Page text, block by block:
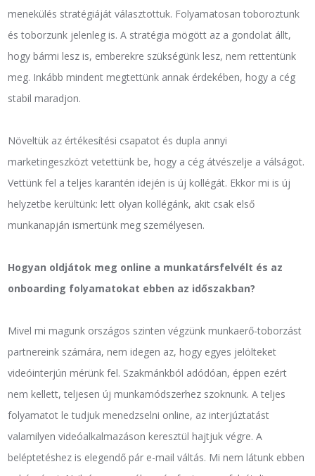
menekülés stratégiáját választottuk. Folyamatosan toboroztunk
és toborzunk jelenleg is. A stratégia mögött az a gondolat állt,
hogy bármi lesz is, emberekre szükségünk lesz, nem rettentünk
meg. Inkább mindent megtettünk annak érdekében, hogy a cég
stabil maradjon.
Növeltük az értékesítési csapatot és dupla annyi
marketingeszközt vetettünk be, hogy a cég átvészelje a válságot.
Vettünk fel a teljes karantén idején is új kollégát. Ekkor mi is új
helyzetbe kerültünk: lett olyan kollégánk, akit csak első
munkanapján ismertünk meg személyesen.
Hogyan oldjátok meg online a munkatársfelvélt és az
onboarding folyamatokat ebben az időszakban?
Mivel mi magunk országos szinten végzünk munkaerő-toborzást
partnereink számára, nem idegen az, hogy egyes jelölteket
videóinterjún mérünk fel. Szakmánkból adódóan, éppen ezért
nem kellett, teljesen új munkamódszerhez szoknunk. A teljes
folyamatot le tudjuk menedzselni online, az interjúztatást
valamilyen videóalkalmazáson keresztül hajtjuk végre. A
beléptetéshez is elegendő pár e-mail váltás. Mi nem látunk ebben